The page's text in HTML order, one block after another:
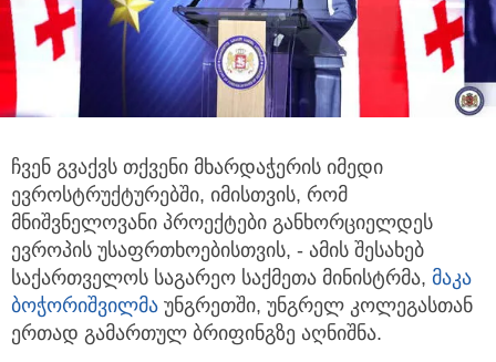
ჩვენ გვაქვს თქვენი მხარდაჭერის იმედი
ევროსტრუქტურებში, იმისთვის, რომ
მნიშვნელოვანი პროექტები განხორციელდეს
ევროპის უსაფრთხოებისთვის, - ამის შესახებ
საქართველოს საგარეო საქმეთა მინისტრმა, მაკა
ბოჭორიშვილმა უნგრეთში, უნგრელ კოლეგასთან
ერთად გამართულ ბრიფინგზე აღნიშნა.